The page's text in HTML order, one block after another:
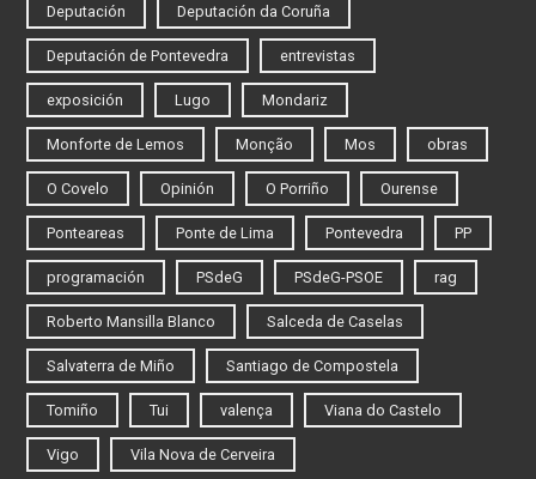
Deputación Deputación da Coruña
Deputación de Pontevedra entrevistas
exposición Lugo Mondariz
Monforte de Lemos Monção Mos obras
O Covelo Opinión O Porriño Ourense
Ponteareas Ponte de Lima Pontevedra PP
programación PSdeG PSdeG-PSOE rag
Roberto Mansilla Blanco Salceda de Caselas
Salvaterra de Miño Santiago de Compostela
Tomiño Tui valença Viana do Castelo
Vigo Vila Nova de Cerveira